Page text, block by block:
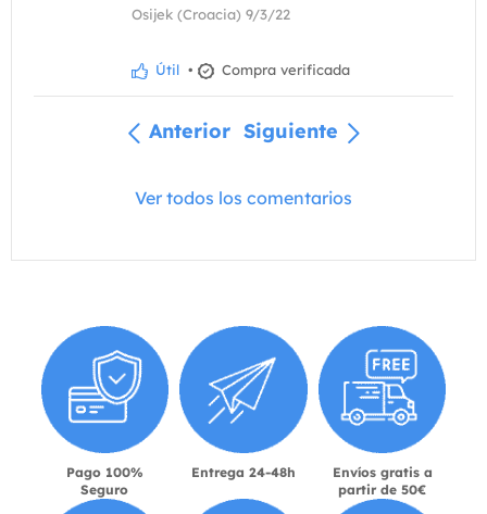
Osijek (Croacia) 9/3/22
Útil • Compra verificada
Anterior Siguiente
Ver todos los comentarios
Pago 100%
Seguro
Entrega 24-48h
Envíos gratis a
partir de 50€